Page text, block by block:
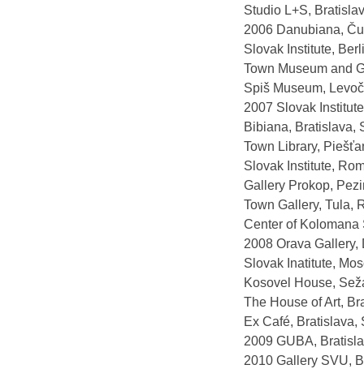
Studio L+S,
2006 Danubiana,
Slovak Institute,
Town Museum and
Spiš Museum,
2007 Slovak
Bibiana, Bratislava,
Town Library,
Slovak Institute,
Gallery Prokop,
Town Gallery, Tula,
Center of Kolomana
2008 Orava Gallery,
Slovak Inatitute,
Kosovel House,
The House of Art,
Ex Café, Bratislava,
2009 GUBA,
2010 Gallery SVU,